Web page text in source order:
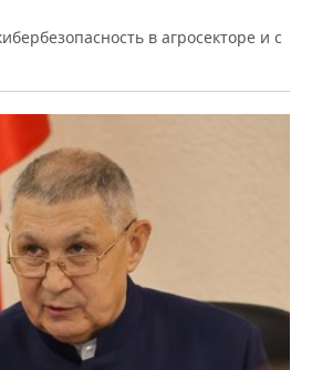
в агросекторе и с